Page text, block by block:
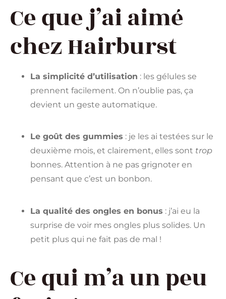
Ce que j’ai aimé
chez Hairburst
La simplicité d’utilisation : les gélules se
prennent facilement. On n’oublie pas, ça
devient un geste automatique.
Le goût des gummies : je les ai testées sur le
deuxième mois, et clairement, elles sont trop
bonnes. Attention à ne pas grignoter en
pensant que c’est un bonbon.
La qualité des ongles en bonus : j’ai eu la
surprise de voir mes ongles plus solides. Un
petit plus qui ne fait pas de mal !
Ce qui m’a un peu